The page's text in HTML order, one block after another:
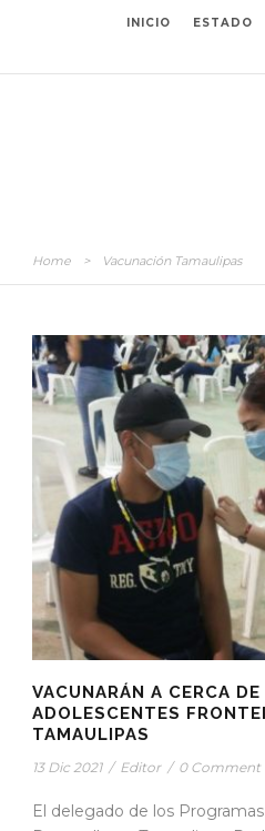
INICIO ESTADO
Home > Vacunación Tamaulipas
VACUNARÁN A CERCA
ADOLESCENTES
TAMAULIPAS
13 Dic 2021 / Editor / 0 Comment
El delegado de los